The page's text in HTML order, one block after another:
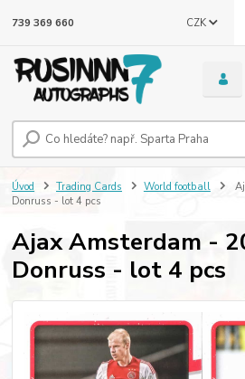
CZK
739 369 660
Úvod Trading Cards World football
Donruss - lot 4 pcs
Ajax Amsterdam -
Donruss - lot 4 pcs